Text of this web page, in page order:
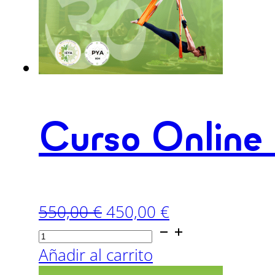
Curso
550,00€ El
precio
original
450,00 €
precio
Curso
Online
Añadir al carrito